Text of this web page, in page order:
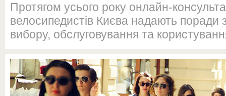
Протягом усього року онлайн-
велосипедистів Києва надають
вибору, обслуговування та